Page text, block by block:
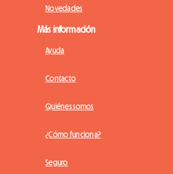
Novedades
Más información
Ayuda
Contacto
Quiénes somos
¿Cómo funciona?
Seguro